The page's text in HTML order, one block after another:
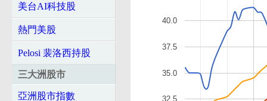
美台AI科技股
熱門美股
Pelosi 裴洛西持股
三大洲股市
亞洲股市指數 32.5
35.0
37.5
40.0